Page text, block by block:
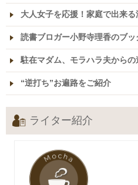
大人女子を応援！家庭で出来
読書ブロガー小野寺理香のブッ
駐在マダム、モラハラ夫からの
“逆打ち”お遍路をご紹介
ライター紹介